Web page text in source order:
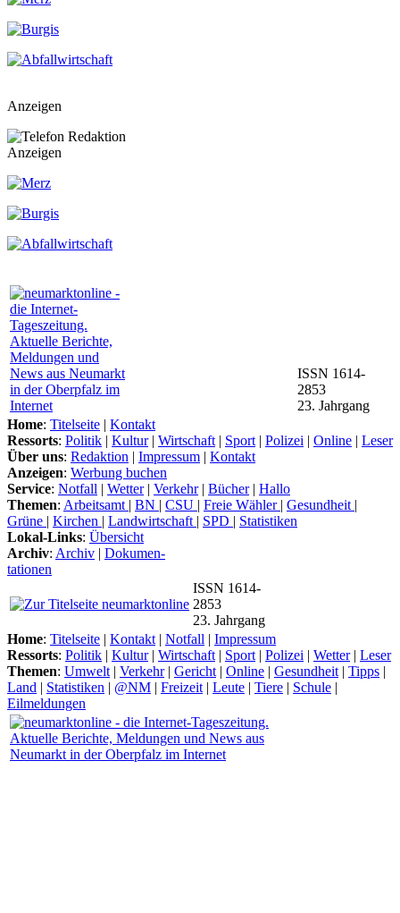
Anzeigen
Anzeigen
ISSN 1614-
2853
23. Jahrgang
Home: Titelseite | Kontakt
Ressorts: Politik | Kultur| Wirtschaft | Sport | Polizei | Online | Leser
Über uns: Redaktion | Impressum | Kontakt
Anzeigen: Werbung buchen
Service: Notfall | Wetter| Verkehr| Bücher| Hallo
Themen: Arbeitsamt | BN | CSU | Freie Wähler | Gesundheit |
Grüne | Kirchen | Landwirtschaft | SPD | Statistiken
Lokal-Links: Übersicht
Archiv: Archiv | Dokumen-
tationen
ISSN 1614-
2853
23. Jahrgang
Home: Titelseite | Kontakt | Notfall | Impressum
Ressorts: Politik | Kultur| Wirtschaft | Sport | Polizei | Wetter| Leser
Themen: Umwelt | Verkehr| Gericht | Online | Gesundheit | Tipps |
Land | Statistiken | @NM | Freizeit | Leute | Tiere | Schule |
Eilmeldungen